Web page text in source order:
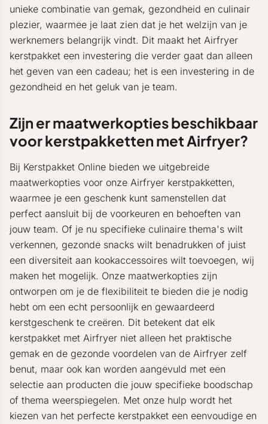
unieke combinatie van gemak, gezondheid en culinair
plezier, waarmee je laat zien dat je het welzijn van je
werknemers belangrijk vindt. Dit maakt het Airfryer
kerstpakket een investering die verder gaat dan alleen
het geven van een cadeau; het is een investering in de
gezondheid en het geluk van je team.
Zijn er maatwerkopties beschikbaar
voor kerstpakketten met Airfryer?
Bij Kerstpakket Online bieden we uitgebreide
maatwerkopties voor onze Airfryer kerstpakketten,
waarmee je een geschenk kunt samenstellen dat
perfect aansluit bij de voorkeuren en behoeften van
jouw team. Of je nu specifieke culinaire thema's wilt
verkennen, gezonde snacks wilt benadrukken of juist
een diversiteit aan kookaccessoires wilt toevoegen, wij
maken het mogelijk. Onze maatwerkopties zijn
ontworpen om je de flexibiliteit te bieden die je nodig
hebt om een echt persoonlijk en gewaardeerd
kerstgeschenk te creëren. Dit betekent dat elk
kerstpakket met Airfryer niet alleen het praktische
gemak en de gezonde voordelen van de Airfryer zelf
benut, maar ook kan worden aangevuld met een
selectie aan producten die jouw specifieke boodschap
of thema weerspiegelen. Met onze hulp wordt het
kiezen van het perfecte kerstpakket een eenvoudige en